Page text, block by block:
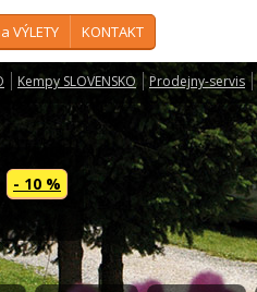
VÝLETY KONTAKT
Kempy SLOVENSKO Prodejny-servis
- 10 %